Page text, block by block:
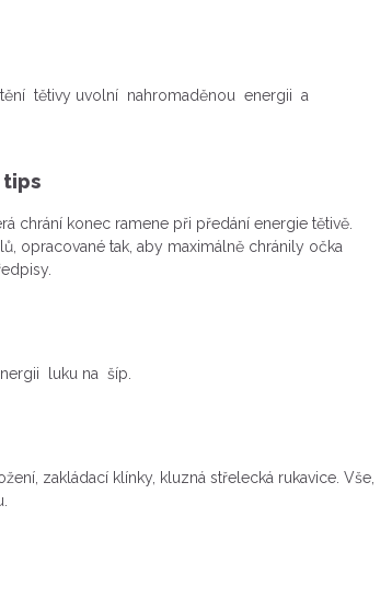
tětivy uvolní nahromaděnou energii a
tips
chrání konec ramene při předání energie tětivě.
opracované tak, aby maximálně chránily očka
luku na šíp.
zakládací klínky, kluzná střelecká rukavice. Vše,